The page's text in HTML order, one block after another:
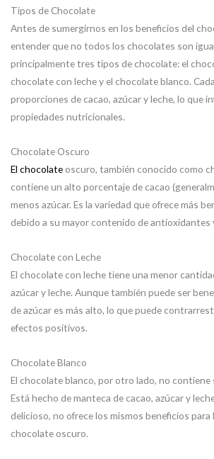
Tipos de Chocolate
Antes de sumergirnos en los beneficios del
entender que no todos los chocolates son
principalmente tres tipos de chocolate: el
chocolate con leche y el chocolate blanco.
proporciones de cacao, azúcar y leche, lo que
propiedades nutricionales.
Chocolate Oscuro
El chocolate oscuro, también conocido como
contiene un alto porcentaje de cacao
menos azúcar. Es la variedad que ofrece más
debido a su mayor contenido de
Chocolate con Leche
El chocolate con leche tiene una menor
azúcar y leche. Aunque también puede ser
de azúcar es más alto, lo que puede
efectos positivos.
Chocolate Blanco
El chocolate blanco, por otro lado, no contiene
Está hecho de manteca de cacao, azúcar y
delicioso, no ofrece los mismos beneficios para
chocolate oscuro.